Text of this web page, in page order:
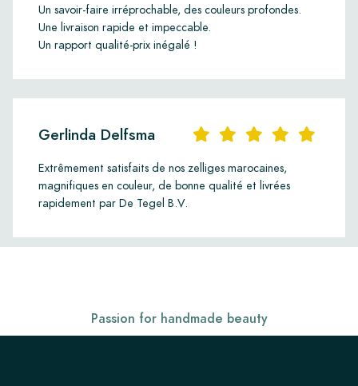
Un savoir-faire irréprochable, des couleurs profondes.
Une livraison rapide et impeccable.
Un rapport qualité-prix inégalé !
Gerlinda Delfsma
Extrêmement satisfaits de nos zelliges marocaines,
magnifiques en couleur, de bonne qualité et livrées
rapidement par De Tegel B.V.
Passion for handmade beauty